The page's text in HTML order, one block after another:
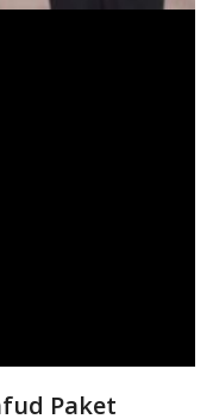
Paket